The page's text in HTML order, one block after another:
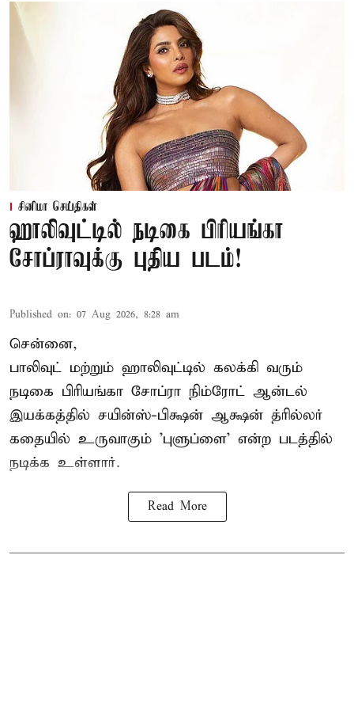
சினிமா செய்திகள்
ஹாலிவுட்டில் நடிகை பிரியங்கா
சோப்ராவுக்கு புதிய படம்!
Published on: 07 Aug 2026, 8:28 am
சென்னை,
பாலிவுட் மற்றும் ஹாலிவுட்டில் கலக்கி வரும்
நடிகை பிரியங்கா சோப்ரா நிம்ரோட் ஆன்டல்
இயக்கத்தில் சயின்ஸ்-பிக்ஷன் ஆக்ஷன் த்ரில்லர்
கதையில் உருவாகும் 'புளுப்ளை' என்ற படத்தில்
நடிக்க உள்ளார்.
Read More